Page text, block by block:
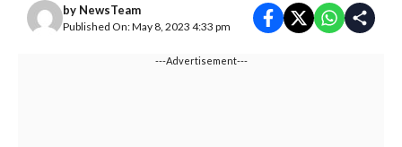
by NewsTeam
Published On: May 8, 2023 4:33 pm
---Advertisement---